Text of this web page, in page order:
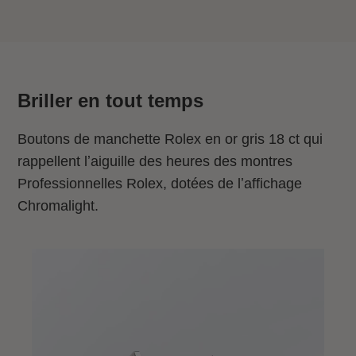
Briller en tout temps
Boutons de manchette Rolex en or gris 18 ct qui
rappellent lʼaiguille des heures des montres
Professionnelles Rolex, dotées de lʼaffichage
Chromalight.